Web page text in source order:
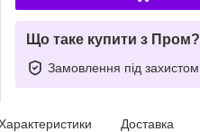
Що таке купити з Пром?
Замовлення під захистом
Доставка